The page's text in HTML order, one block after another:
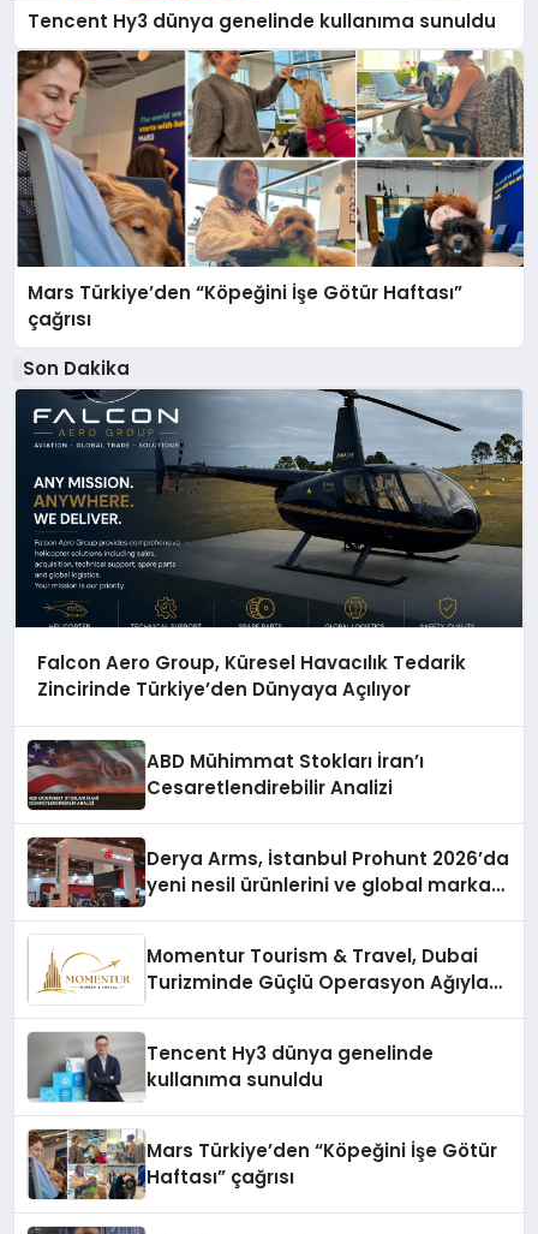
Tencent Hy3 dünya genelinde kullanıma sunuldu
Mars Türkiye’den “Köpeğini İşe Götür Haftası”
çağrısı
Son Dakika
Falcon Aero Group, Küresel Havacılık Tedarik
Zincirinde Türkiye’den Dünyaya Açılıyor
ABD Mühimmat Stokları İran’ı
Cesaretlendirebilir Analizi
Derya Arms, İstanbul Prohunt 2026’da
yeni nesil ürünlerini ve global marka
Momentur Tourism & Travel, Dubai
Turizminde Güçlü Operasyon Ağıyla
Tencent Hy3 dünya genelinde
kullanıma sunuldu
Mars Türkiye’den “Köpeğini İşe Götür
Haftası” çağrısı